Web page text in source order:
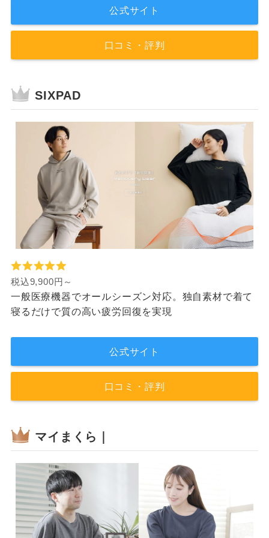
公式サイト
口コミ・評判
SIXPAD
税込9,900円～
一般医療機器でオールシーズン対応。独自素材で着て
寝るだけで質の高い疲労回復を実現
公式サイト
口コミ・評判
マイまくら｜